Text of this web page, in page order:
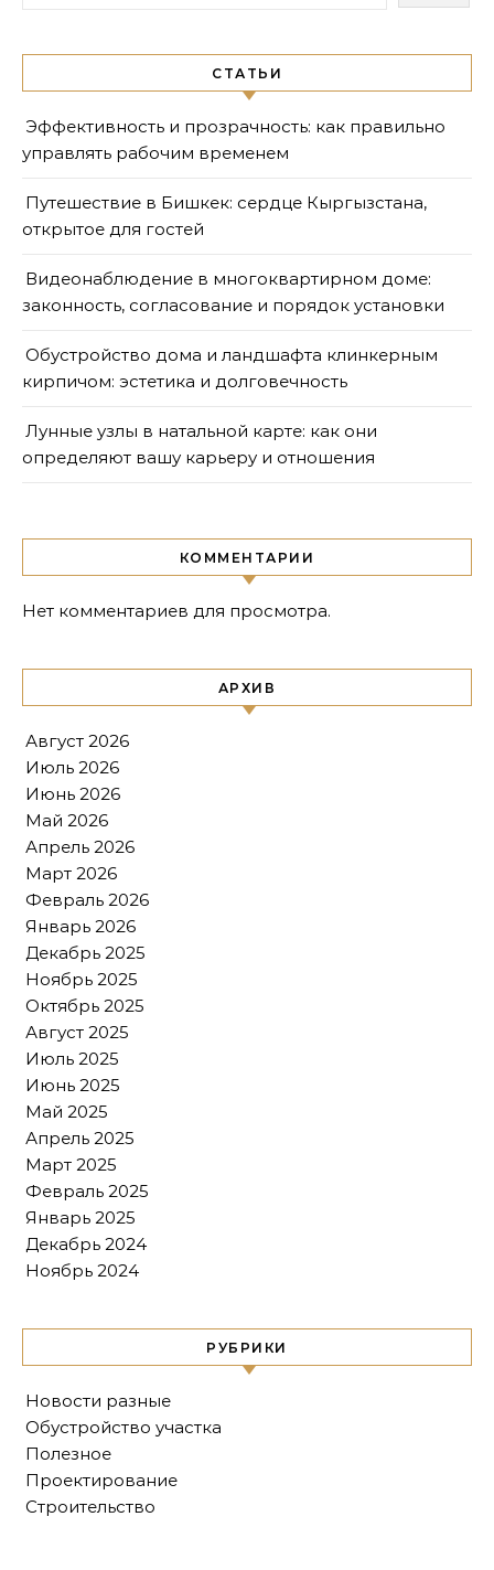
СТАТЬИ
Эффективность и прозрачность: как правильно
управлять рабочим временем
Путешествие в Бишкек: сердце Кыргызстана,
открытое для гостей
Видеонаблюдение в многоквартирном доме:
законность, согласование и порядок установки
Обустройство дома и ландшафта клинкерным
кирпичом: эстетика и долговечность
Лунные узлы в натальной карте: как они
определяют вашу карьеру и отношения
КОММЕНТАРИИ
Нет комментариев для просмотра.
АРХИВ
Август 2026
Июль 2026
Июнь 2026
Май 2026
Апрель 2026
Март 2026
Февраль 2026
Январь 2026
Декабрь 2025
Ноябрь 2025
Октябрь 2025
Август 2025
Июль 2025
Июнь 2025
Май 2025
Апрель 2025
Март 2025
Февраль 2025
Январь 2025
Декабрь 2024
Ноябрь 2024
РУБРИКИ
Новости разные
Обустройство участка
Полезное
Проектирование
Строительство